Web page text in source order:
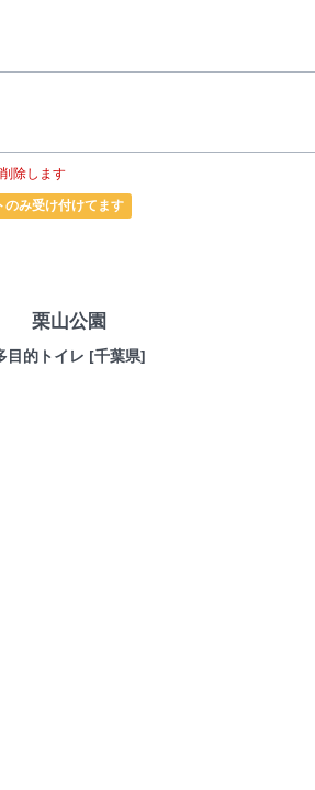
除します
み受け付けてます
栗山公園
目的トイレ [千葉県]